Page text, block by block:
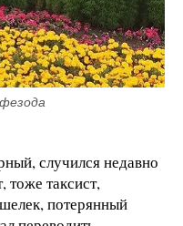
случился недавно
тоже таксист,
потерянный